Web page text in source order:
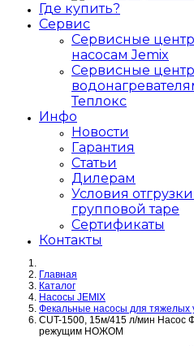
Где купить?
Сервис
Сервисные
насосам Jemix
Сервисные
Теплокс
Инфо
Новости
Гарантия
Статьи
Дилерам
Условия
групповой таре
Сертификаты
Контакты
Главная
Каталог
Насосы JEMIX
Фекальные насосы для тяжелых
CUT-1500, 15м/415 л/мин
режущим НОЖОМ